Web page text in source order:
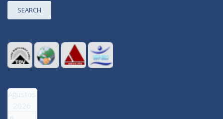
SEARCH
Ağustos
2026